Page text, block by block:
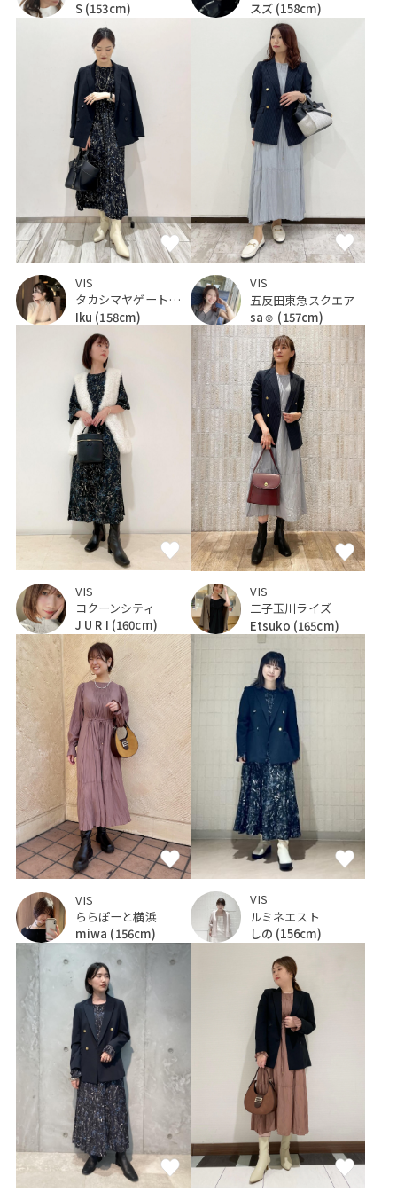
S (153cm) スズ (158cm)
VIS
タカシマヤゲートタワーモール
Iku (158cm)
VIS
五反田東急スクエア
sa☺︎ (157cm)
VIS
コクーンシティ
J U R I (160cm)
VIS
二子玉川ライズ
Etsuko (165cm)
VIS
ららぽーと横浜
miwa (156cm)
VIS
ルミネエスト
しの (156cm)